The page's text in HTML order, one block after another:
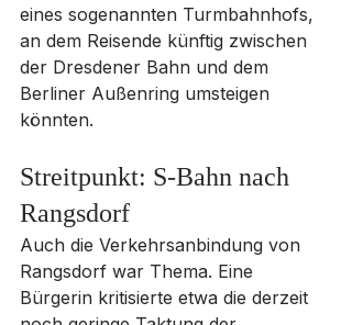
eines sogenannten Turmbahnhofs,
an dem Reisende künftig zwischen
der Dresdener Bahn und dem
Berliner Außenring umsteigen
könnten.
Streitpunkt: S-Bahn nach
Rangsdorf
Auch die Verkehrsanbindung von
Rangsdorf war Thema. Eine
Bürgerin kritisierte etwa die derzeit